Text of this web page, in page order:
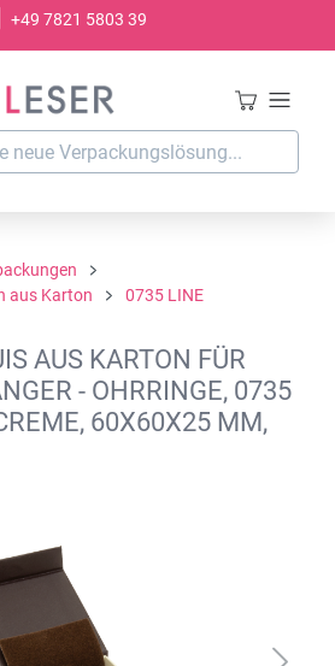
+49 7821 5803 39
aus Karton
0735 LINE
AUS KARTON FÜR
- OHRRINGE, 0735
60X60X25 MM,